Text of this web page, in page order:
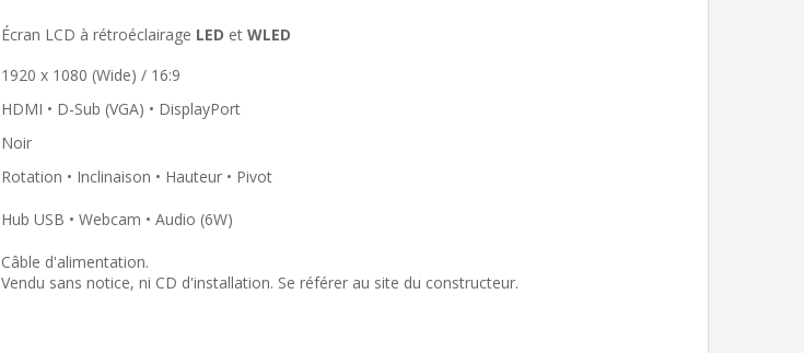
Écran LCD à rétroéclairage LED et WLED
1920 x 1080 (Wide) / 16:9
HDMI • D-Sub (VGA) • DisplayPort
Noir
Rotation • Inclinaison • Hauteur • Pivot
Hub USB • Webcam • Audio (6W)
Câble d'alimentation.
Vendu sans notice, ni CD d'installation. Se référer au site du constructeur.